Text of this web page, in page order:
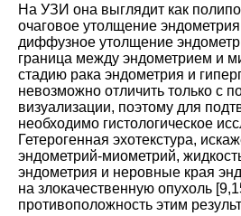
На УЗИ она выглядит как
очаговое утолщение
диффузное утолщение
граница между эндометрием и
стадию рака эндометрия и
невозможно отличить только с
визуализации, поэтому для
необходимо гистологическое
Гетерогенная эхотекстура,
эндометрий-миометрий,
эндометрия и неровные края
на злокачественную опухоль [9,
противоположность этим